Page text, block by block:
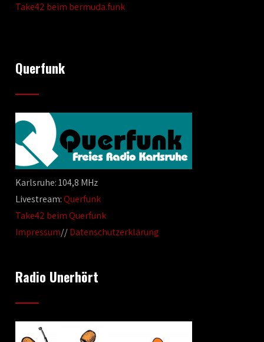
Take42 beim bermuda.funk
Querfunk
Karlsruhe: 104,8 MHz
Livestream:Querfunk
Take42 beim Querfunk
Impressum//Datenschutzerklärung
Radio Unerhört